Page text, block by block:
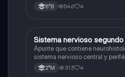
8°B 546 4
Biología
Sistema nervioso
Apunte que contiene
sistema nervioso central y
endocrino
2°M 313 4